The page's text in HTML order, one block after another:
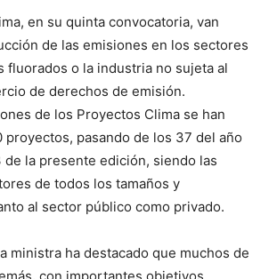
en su quinta convocatoria, van
de las emisiones en los sectores
fluorados o la industria no sujeta al
de derechos de emisión.
de los Proyectos Clima se han
proyectos, pasando de los 37 del año
de la presente edición, siendo las
de todos los tamaños y
al sector público como privado.
ministra ha destacado que muchos de
con importantes objetivos